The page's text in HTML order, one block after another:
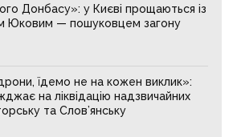
Донбасу»: у Києві прощаються із
Юковим — пошуковцем загону
дрони, їдемо не на кожен виклик»:
на ліквідацію надзвичайних
та Слов’янську